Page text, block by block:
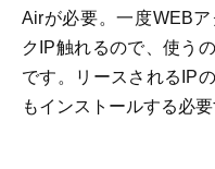
Airが必要。一度WEB
クIP触れるので、使う
です。リースされるIP
もインストールする必要